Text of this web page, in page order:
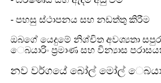
- පහසු ස්ථාපනය සහ නඩත්තු කිරීම
ඔබගේ යෙදුමේ නිශ්චිත අවශ්‍යතා
ෙබයාරිං ප්‍රමාණ සහ වින්‍යාස
නව වර්ගයේ බෝල් මෝල්